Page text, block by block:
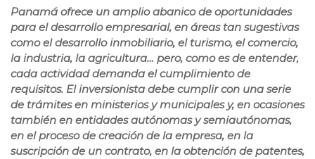
Panamá ofrece un amplio abanico de oportunidades
para el desarrollo empresarial, en áreas tan sugestivas
como el desarrollo inmobiliario, el turismo, el comercio,
la industria, la agricultura… pero, como es de entender,
cada actividad demanda el cumplimiento de
requisitos. El inversionista debe cumplir con una serie
de trámites en ministerios y municipales y, en ocasiones
también en entidades autónomas y semiautónomas,
en el proceso de creación de la empresa, en la
suscripción de un contrato, en la obtención de patentes,